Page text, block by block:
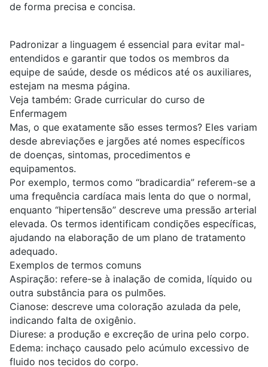
de forma precisa e concisa.
Padronizar a linguagem é essencial para evitar mal-
entendidos e garantir que todos os membros da
equipe de saúde, desde os médicos até os auxiliares,
estejam na mesma página.
Veja também: Grade curricular do curso de
Enfermagem
Mas, o que exatamente são esses termos? Eles variam
desde abreviações e jargões até nomes específicos
de doenças, sintomas, procedimentos e
equipamentos.
Por exemplo, termos como “bradicardia” referem-se a
uma frequência cardíaca mais lenta do que o normal,
enquanto “hipertensão” descreve uma pressão arterial
elevada. Os termos identificam condições específicas,
ajudando na elaboração de um plano de tratamento
adequado.
Exemplos de termos comuns
Aspiração: refere-se à inalação de comida, líquido ou
outra substância para os pulmões.
Cianose: descreve uma coloração azulada da pele,
indicando falta de oxigênio.
Diurese: a produção e excreção de urina pelo corpo.
Edema: inchaço causado pelo acúmulo excessivo de
fluido nos tecidos do corpo.